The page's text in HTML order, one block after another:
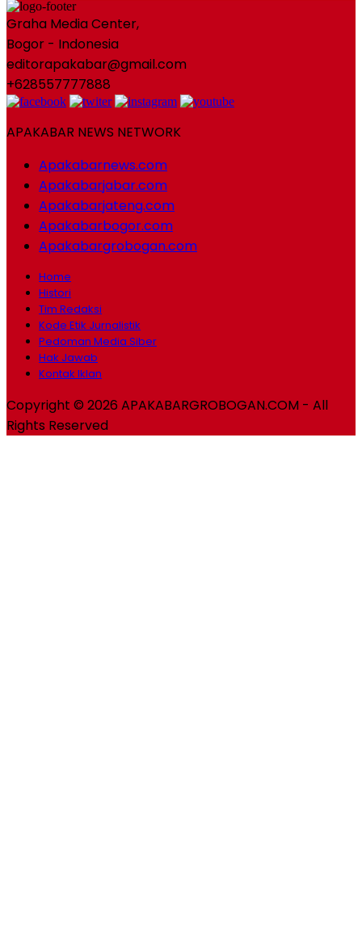
Graha Media Center,
Bogor - Indonesia
editorapakabar@gmail.com
+628557777888
APAKABAR NEWS NETWORK
Apakabarnews.com
Apakabarjabar.com
Apakabarjateng.com
Apakabarbogor.com
Apakabargrobogan.com
Home
Histori
Tim Redaksi
Kode Etik Jurnalistik
Pedoman Media Siber
Hak Jawab
Kontak Iklan
Copyright © 2026 APAKABARGROBOGAN.COM - All
Rights Reserved